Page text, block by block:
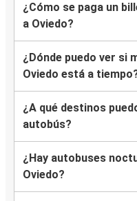
¿Cómo se paga un
a Oviedo?
¿Dónde puedo ver si
Oviedo está a
¿A qué destinos
autobús?
¿Hay autobuses
Oviedo?